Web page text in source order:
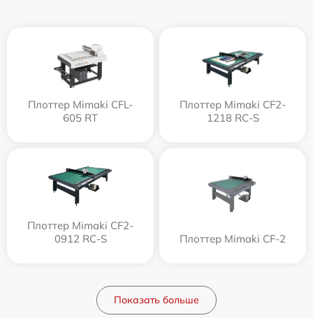
Плоттер Mimaki CFL-
605 RT
Плоттер Mimaki CF2-
1218 RC-S
Плоттер Mimaki CF2-
0912 RC-S
Плоттер Mimaki CF-2
Показать больше